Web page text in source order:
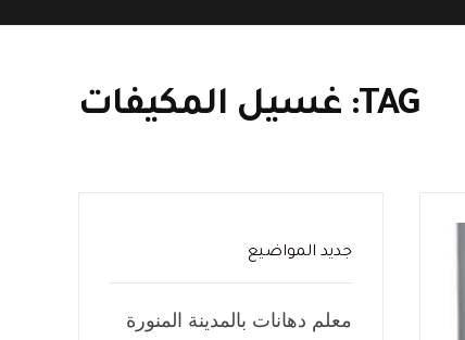
TAG: غسيل المكيفات
جديد المواضيع
معلم دهانات بالمدينة المنورة